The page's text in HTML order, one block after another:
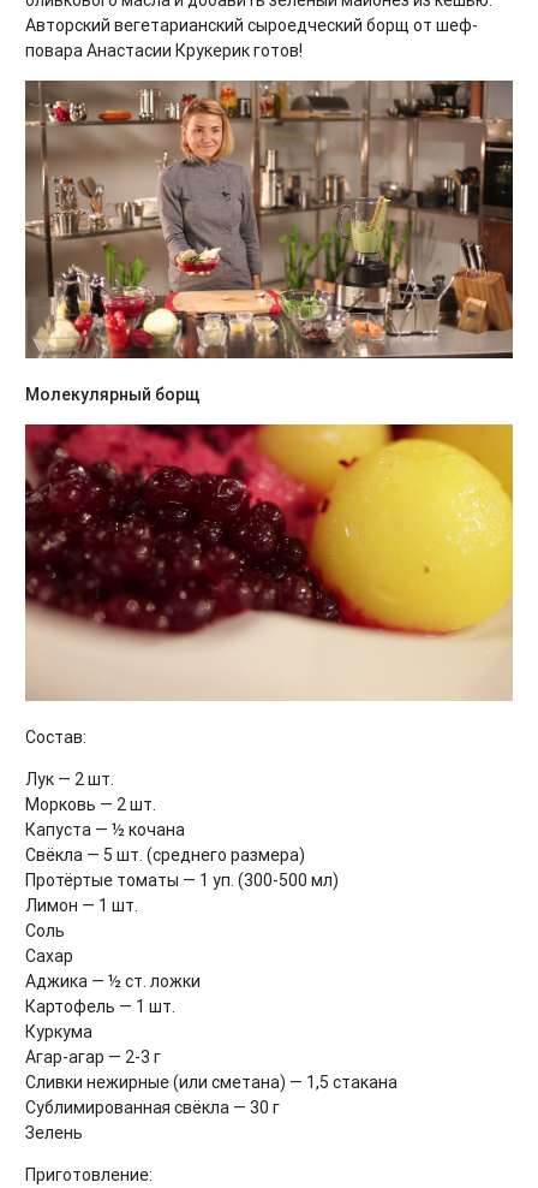
Авторский вегетарианский сыроедческий борщ от шеф-
повара Анастасии Крукерик готов!
Молекулярный борщ
Состав:
Лук — 2 шт.
Морковь — 2 шт.
Капуста — ½ кочана
Свёкла — 5 шт. (среднего размера)
Протёртые томаты — 1 уп. (300-500 мл)
Лимон — 1 шт.
Соль
Сахар
Аджика — ½ ст. ложки
Картофель — 1 шт.
Куркума
Агар-агар — 2-3 г
Сливки нежирные (или сметана) — 1,5 стакана
Сублимированная свёкла — 30 г
Зелень
Приготовление: